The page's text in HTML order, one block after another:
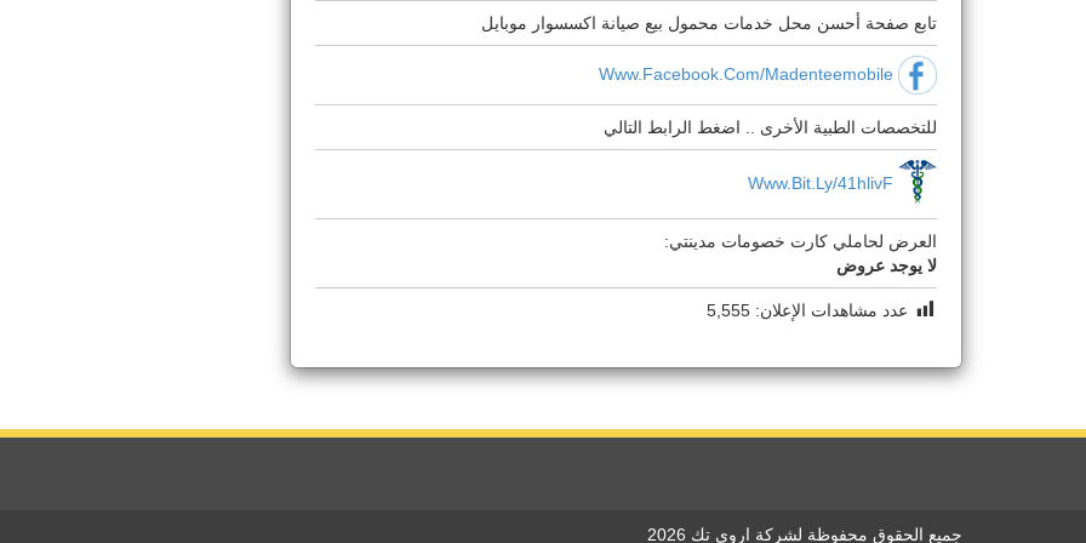
تابع صفحة أحسن محل خدمات محمول بيع صيانة اكسسوار موبايل
Www.facebook.com/madenteemobile
للتخصصات الطبية الأخرى .. اضغط الرابط التالي
Www.bit.ly/41hlivF
العرض لحاملي كارت خصومات مدينتي:
لا يوجد عروض
عدد مشاهدات الإعلان: 5,555
جميع الحقوق محفوظة لشركة اروى تك 2026